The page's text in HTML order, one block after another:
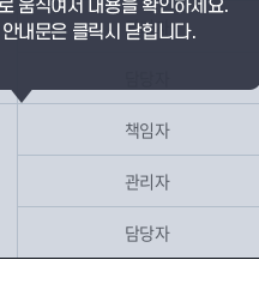
관리자
책임자
관리자
담당자